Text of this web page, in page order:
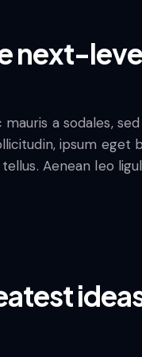
next-
a sodales,
ipsum eget
Aenean leo